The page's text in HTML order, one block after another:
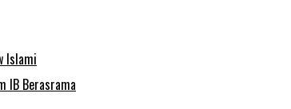
Islami
IB Berasrama